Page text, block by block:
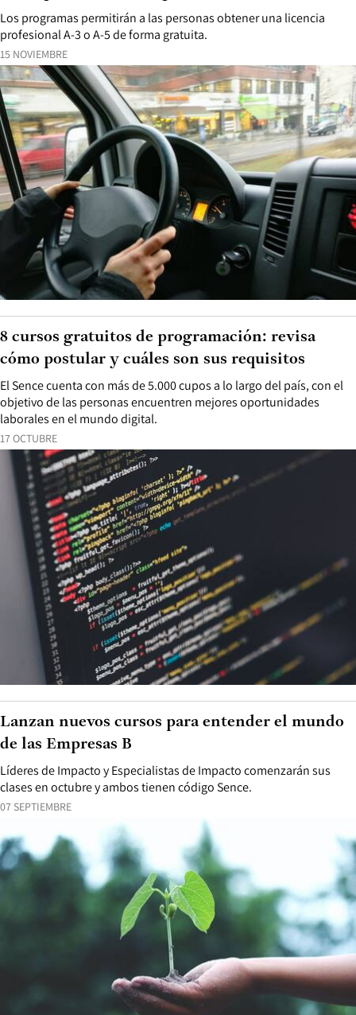
15 NOVIEMBRE
Los programas permitirán a las personas obtener una licencia
profesional A-3 o A-5 de forma gratuita.
17 OCTUBRE
El Sence cuenta con más de 5.000 cupos a lo largo del país, con el
objetivo de las personas encuentren mejores oportunidades
laborales en el mundo digital.
8 cursos gratuitos de programación: revisa
cómo postular y cuáles son sus requisitos
07 SEPTIEMBRE
Líderes de Impacto y Especialistas de Impacto comenzarán sus
clases en octubre y ambos tienen código Sence.
Lanzan nuevos cursos para entender el mundo
de las Empresas B